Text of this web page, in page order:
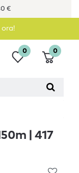
€
ora!
0 0
| 417